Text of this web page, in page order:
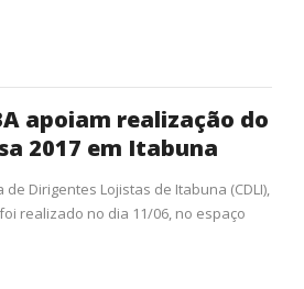
apoiam realização do
2017 em Itabuna
Dirigentes Lojistas de Itabuna (CDLI),
realizado no dia 11/06, no espaço